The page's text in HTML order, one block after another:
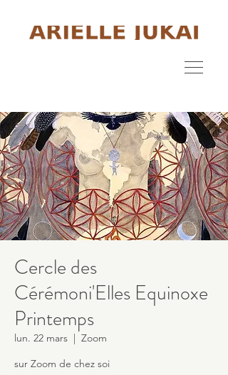
Cercle des
Cérémoni'Elles Equinoxe
Printemps
lun. 22 mars
  |
Zoom
sur Zoom de chez soi